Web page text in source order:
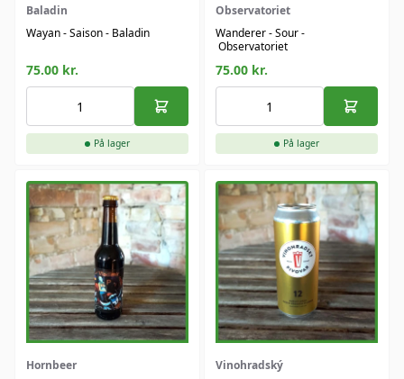
Baladin
Wayan - Saison - Baladin
75.00 kr.
På lager
Observatoriet
Wanderer - Sour -
Observatoriet
75.00 kr.
På lager
Hornbeer
Vinohradský